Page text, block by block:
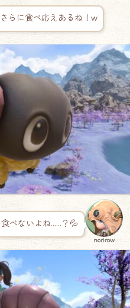
らに食べ応えあるね！w
べないよね……？💦
norirow